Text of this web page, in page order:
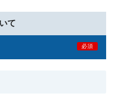
て
必須